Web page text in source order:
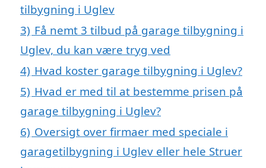
tilbygning i Uglev
3) Få nemt 3 tilbud på garage tilbygning i
Uglev, du kan være tryg ved
4) Hvad koster garage tilbygning i Uglev?
5) Hvad er med til at bestemme prisen på
garage tilbygning i Uglev?
6) Oversigt over firmaer med speciale i
garagetilbygning i Uglev eller hele Struer